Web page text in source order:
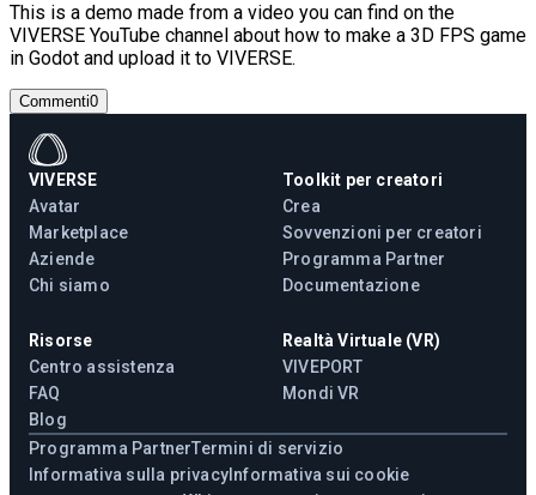
This is a demo made from a video you can find on the
VIVERSE YouTube channel about how to make a 3D FPS game
in Godot and upload it to VIVERSE.
Commenti0
VIVERSE
Avatar
Marketplace
Aziende
Chi siamo
Toolkit per creatori
Crea
Sovvenzioni per creatori
Programma Partner
Documentazione
Risorse
Centro assistenza
FAQ
Blog
Realtà Virtuale (VR)
VIVEPORT
Mondi VR
Programma PartnerTermini di servizio
Informativa sulla privacy Informativa sui cookie